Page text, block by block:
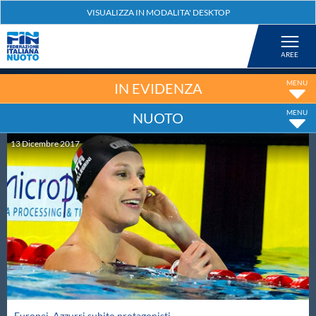
Nuoto
Tuffi
Artistico
Fondo
Salvamento
IN EVIDENZA
NUOTO
13Dicembre2017